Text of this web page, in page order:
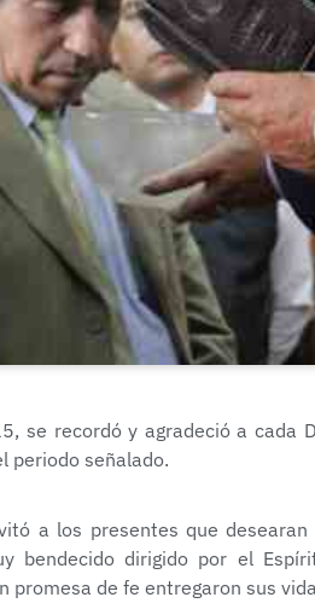
se recordó y agradeció a cada
periodo señalado.
a los presentes que
bendecido dirigido por el
promesa de fe entregaron sus